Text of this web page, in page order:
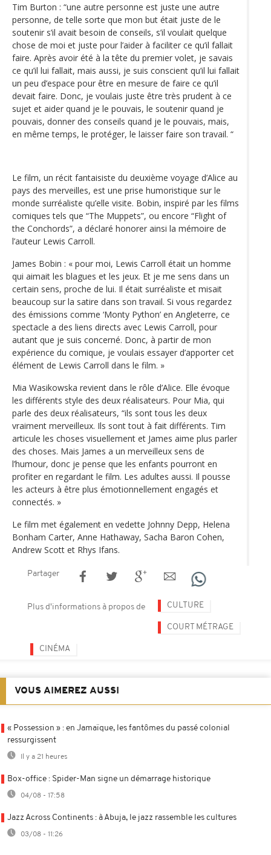
Tim Burton : “une autre personne est juste une autre
personne, de telle sorte que mon but était juste de le
soutenir s’il avait besoin de conseils, s’il voulait quelque
chose de moi et juste pour l’aider à faciliter ce qu’il fallait
faire. Après avoir été à la tête du premier volet, je savais
ce qu’il lui fallait, mais aussi, je suis conscient qu’il lui fallait
un peu d’espace pour être en mesure de faire ce qu’il
devait faire. Donc, je voulais juste être très prudent à ce
sujet et aider quand je le pouvais, le soutenir quand je
pouvais, donner des conseils quand je le pouvais, mais,
en même temps, le protéger, le laisser faire son travail. “
Le film, un récit fantaisiste du deuxième voyage d’Alice au
pays des merveilles, est une prise humoristique sur le
monde surréaliste qu’elle visite. Bobin, inspiré par les films
comiques tels que “The Muppets”, ou encore “Flight of
the Conchords”, a déclaré honorer ainsi la mémoire de
l’auteur Lewis Carroll.
James Bobin : « pour moi, Lewis Carroll était un homme
qui aimait les blagues et les jeux. Et je me sens dans un
certain sens, proche de lui. Il était surréaliste et misait
beaucoup sur la satire dans son travail. Si vous regardez
des émissions comme ‘Monty Python’ en Angleterre, ce
spectacle a des liens directs avec Lewis Carroll, pour
autant que je suis concerné. Donc, à partir de mon
expérience du comique, je voulais essayer d’apporter cet
élément de Lewis Carroll dans le film. »
Mia Wasikowska revient dans le rôle d’Alice. Elle évoque
les différents style des deux réalisateurs. Pour Mia, qui
parle des deux réalisateurs, “ils sont tous les deux
vraiment merveilleux. Ils sont tout à fait différents. Tim
articule les choses visuellement et James aime plus parler
des choses. Mais James a un merveilleux sens de
l’humour, donc je pense que les enfants pourront en
profiter en regardant le film. Les adultes aussi. Il pousse
les acteurs à être plus émotionnellement engagés et
connectés. »
Le film met également en vedette Johnny Depp, Helena
Bonham Carter, Anne Hathaway, Sacha Baron Cohen,
Andrew Scott et Rhys Ifans.
Partager
Plus d'informations à propos de CULTURE
COURT MÉTRAGE
CINÉMA
VOUS AIMEREZ AUSSI
« Possession » : en Jamaïque, les fantômes du passé colonial
ressurgissent
Il y a 21 heures
Box-office : Spider-Man signe un démarrage historique
04/08 - 17:58
Jazz Across Continents : à Abuja, le jazz rassemble les cultures
03/08 - 11:26